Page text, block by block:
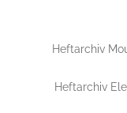
Heftarchiv
Heftarchiv